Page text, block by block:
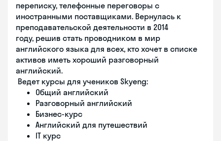
переписку, телефонные переговоры с
иностранными поставщиками. Вернулась к
преподавательской деятельности в 2014
году, решив стать проводником в мир
английского языка для всех, кто хочет в списке
активов иметь хороший разговорный
английский.
Ведет курсы для учеников Skyeng:
Общий английский
Разговорный английский
Бизнес-курс
Английский для путешествий
IT курс